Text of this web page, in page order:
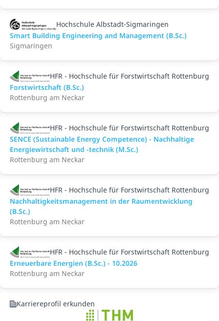
Hochschule Albstadt-Sigmaringen
Smart Building Engineering and Management (B.Sc.)
Sigmaringen
HFR - Hochschule für Forstwirtschaft Rottenburg
Forstwirtschaft (B.Sc.)
Rottenburg am Neckar
HFR - Hochschule für Forstwirtschaft Rottenburg
SENCE (Sustainable Energy Competence) - Nachhaltige
Energiewirtschaft und -technik (M.Sc.)
Rottenburg am Neckar
HFR - Hochschule für Forstwirtschaft Rottenburg
Nachhaltigkeitsmanagement in der Raumentwicklung
(B.Sc.)
Rottenburg am Neckar
HFR - Hochschule für Forstwirtschaft Rottenburg
Erneuerbare Energien (B.Sc.) - 10.2026
Rottenburg am Neckar
Karriereprofil erkunden